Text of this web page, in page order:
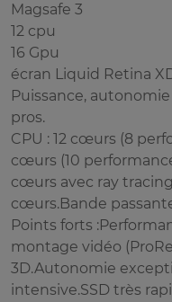
Magsafe 3
12 cpu
16 Gpu
écran Liquid Retina
Puissance,
pros.
CPU : 12 cœurs (8
cœurs (10
cœurs avec ray
cœurs.Bande
Points forts
montage vidéo
3D.Autonomie
intensive.SSD très